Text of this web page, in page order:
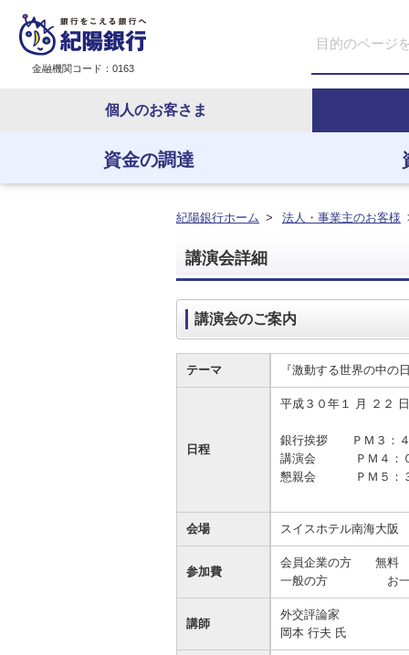
金融機関コード：0163
個人のお客さま
資金の調達
資金の調達
お客さまのさまざまな資金ニーズに応
資金の運用
資金の運用に必要な商品、定期預金、
経営・事業支援
法人・事業主のお客さまへ情報のご提
ＥＢサービス
その他各種サービスをご紹介します。
紀陽銀行ホーム > 法人・事業主のお客様
講演会詳細
講演会のご案内
テーマ 『激動する世界の中の
日程
平成３０年１ 月 ２２
銀行挨拶 ＰＭ３：４
講演会 ＰＭ４：０
懇親会 ＰＭ５：３
会場 スイスホテル南海大
参加費
会員企業の方 無料
一般の方 お一人
講師
外交評論家
岡本 行夫 氏